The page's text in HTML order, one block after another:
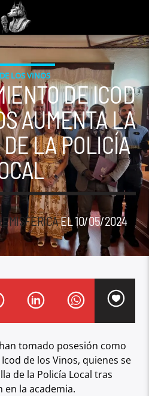
LOS VINOS
DE ICOD
AUMENTA LA
LA POLICÍA
EL 10/05/2024
tomado posesión como
de los Vinos, quienes se
de la Policía Local tras
la academia.